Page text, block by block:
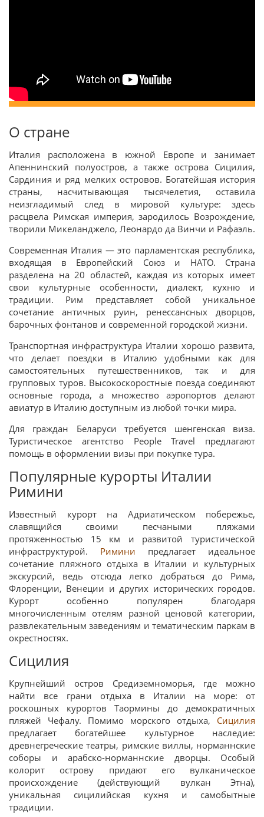
О стране
Италия расположена в южной Европе и занимает
Апеннинский полуостров, а также острова Сицилия,
Сардиния и ряд мелких островов. Богатейшая история
страны, насчитывающая тысячелетия, оставила
неизгладимый след в мировой культуре: здесь
расцвела Римская империя, зародилось Возрождение,
творили Микеланджело, Леонардо да Винчи и Рафаэль.
Современная Италия — это парламентская республика,
входящая в Европейский Союз и НАТО. Страна
разделена на 20 областей, каждая из которых имеет
свои культурные особенности, диалект, кухню и
традиции. Рим представляет собой уникальное
сочетание античных руин, ренессансных дворцов,
барочных фонтанов и современной городской жизни.
Транспортная инфраструктура Италии хорошо развита,
что делает поездки в Италию удобными как для
самостоятельных путешественников, так и для
групповых туров. Высокоскоростные поезда соединяют
основные города, а множество аэропортов делают
авиатур в Италию доступным из любой точки мира.
Для граждан Беларуси требуется шенгенская виза.
Туристическое агентство People Travel предлагают
помощь в оформлении визы при покупке тура.
Популярные курорты Италии
Римини
Известный курорт на Адриатическом побережье,
славящийся своими песчаными пляжами
протяженностью 15 км и развитой туристической
инфраструктурой. Римини предлагает идеальное
сочетание пляжного отдыха в Италии и культурных
экскурсий, ведь отсюда легко добраться до Рима,
Флоренции, Венеции и других исторических городов.
Курорт особенно популярен благодаря
многочисленным отелям разной ценовой категории,
развлекательным заведениям и тематическим паркам в
окрестностях.
Сицилия
Крупнейший остров Средиземноморья, где можно
найти все грани отдыха в Италии на море: от
роскошных курортов Таормины до демократичных
пляжей Чефалу. Помимо морского отдыха, Сицилия
предлагает богатейшее культурное наследие:
древнегреческие театры, римские виллы, норманнские
соборы и арабско-норманнские дворцы. Особый
колорит острову придают его вулканическое
происхождение (действующий вулкан Этна),
уникальная сицилийская кухня и самобытные
традиции.